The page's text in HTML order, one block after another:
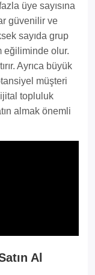
üye sayısına
güvenilir ve
sayıda grup
eğiliminde olur.
Ayrıca büyük
müşteri
topluluk
almak önemli
Al